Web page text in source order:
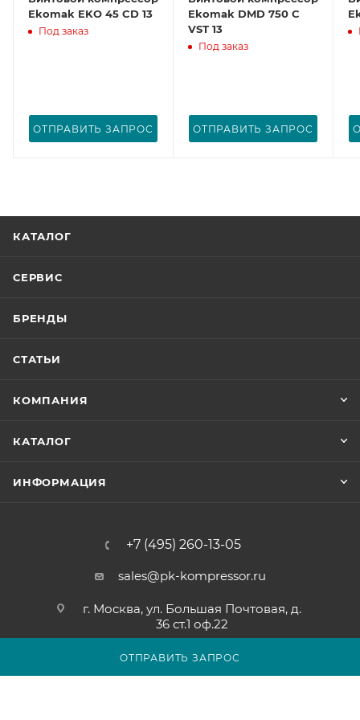
ОТПРАВИТЬ ЗАПРОС
Ekomak EKO 45 CD 13
Под заказ
ОТПРАВИТЬ ЗАПРОС
Ekomak DMD 750 C
VST 13
Под заказ
ОТПРАВИТЬ ЗАПРОС
КАТАЛОГ
СЕРВИС
БРЕНДЫ
СТАТЬИ
КОМПАНИЯ
КАТАЛОГ
ИНФОРМАЦИЯ
+7 (495) 260-13-05
sales@pk-kompressor.ru
г. Москва, ул. Большая Почтовая, д.
36 ст.1 оф.22